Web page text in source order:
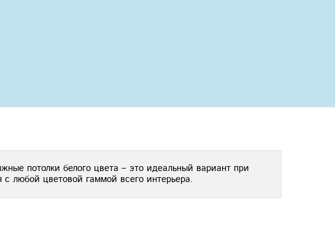
Next
потолки белого цвета – это идеальный вариант при
любой цветовой гаммой всего интерьера.